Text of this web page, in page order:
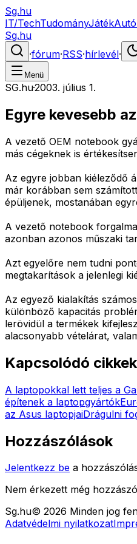
Sg.hu
IT/TechTudományJátékAutó
Sg.hu
·fórum·RSS·hírlevél·
Menü
SG.hu·2003. július 1.
Egyre kevesebb
A vezető OEM notebook
más cégeknek is
Az egyre jobban kiéleződő
már korábban sem
épüljenek, mostanában
A vezető notebook
azonban azonos műszaki
Azt egyelőre nem tudni
megtakarítások a jelenlegi
Az egyező kialakítás
különböző kapacitás
lerövidül a termékek
alacsonyabb vételárat,
Kapcsolódó
A laptopokkal lett teljes a
építenek a laptopgyártók
az Asus laptopjaiDrágulni
Hozzászólások
Jelentkezz be a
Nem érkezett még
Sg.hu© 2026 Minden jog
Adatvédelmi nyilatkozat